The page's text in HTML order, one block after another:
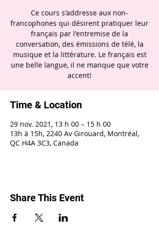
Ce cours s'addresse aux non-
francophones qui désirent pratiquer leur
français par l'entremise de la
conversation, des émissions de télé, la
musique et la littérature. Le français est
une belle langue, il ne manque que votre
accent!
Time & Location
29 nov. 2021, 13 h 00 – 15 h 00
13h à 15h, 2240 Av Girouard, Montréal,
QC H4A 3C3, Canada
Share This Event